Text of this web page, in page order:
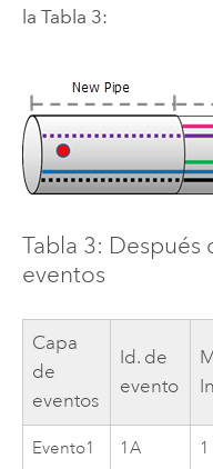
la Tabla 3:
Tabla 3:
eventos
Capa
de
eventos
Id. de
evento
Evento1 1A 1